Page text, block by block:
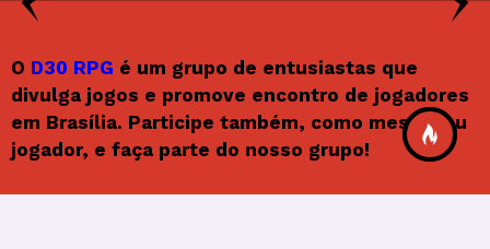
O D30 RPG é um grupo de entusiastas que
divulga jogos e promove encontro de jogadores
em Brasília. Participe também, como mestre ou
jogador, e faça parte do nosso grupo!